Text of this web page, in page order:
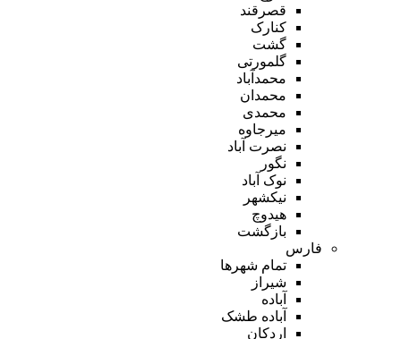
قصرقند
کنارک
گشت
گلمورتی
محمدآباد
محمدان
محمدی
میرجاوه
نصرت آباد
نگور
نوک آباد
نیکشهر
هیدوچ
بازگشت
فارس
تمام شهر‌ها
شیراز
آباده
آباده طشک
اردکان